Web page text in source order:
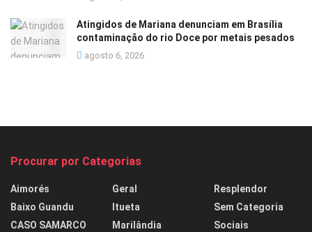
Atingidos de Mariana denunciam em Brasília
contaminação do rio Doce por metais pesados
agosto 6, 2026
Procurar por Categorias
Aimorés
Baixo Guandu
CASO SAMARCO
Geral
Itueta
Marilândia
Resplendor
Sem Categoria
Sociais